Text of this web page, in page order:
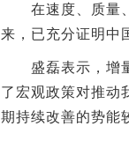
在速度、质量、
来，已充分证明中
盛磊表示，增量
了宏观政策对推动
期持续改善的势能